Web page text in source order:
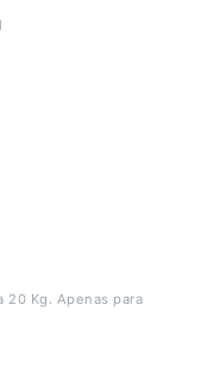
Kg. Apenas para